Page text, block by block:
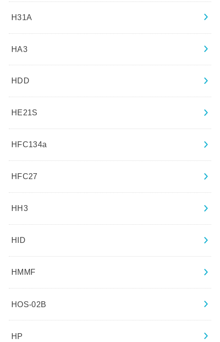
H31A
HA3
HDD
HE21S
HFC134a
HFC27
HH3
HID
HMMF
HOS-02B
HP